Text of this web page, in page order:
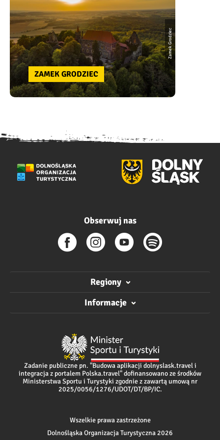
Zamek Grodziec
ZAMEK GRODZIEC
Obserwuj nas
Regiony
Informacje
Zadanie publiczne pn. "Budowa aplikacji dolnyslask.travel i
integracja z portalem Polska.travel" dofinansowano ze środków
Ministerstwa Sportu i Turystyki zgodnie z zawartą umową nr
2025/0056/1276/UDOT/DT/BP/IC.
Wszelkie prawa zastrzeżone
Dolnośląska Organizacja Turystyczna 2026